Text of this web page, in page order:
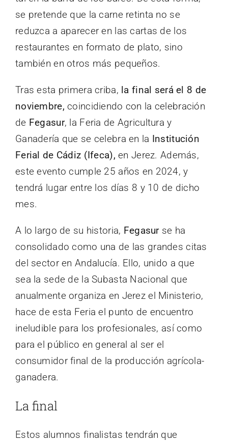
se pretende que la carne retinta no se
reduzca a aparecer en las cartas de los
restaurantes en formato de plato, sino
también en otros más pequeños.
Tras esta primera criba, la final será el 8 de
noviembre, coincidiendo con la celebración
de Fegasur, la Feria de Agricultura y
Ganadería que se celebra en la Institución
Ferial de Cádiz (Ifeca), en Jerez. Además,
este evento cumple 25 años en 2024, y
tendrá lugar entre los días 8 y 10 de dicho
mes.
A lo largo de su historia, Fegasurse ha
consolidado como una de las grandes citas
del sector en Andalucía. Ello, unido a que
sea la sede de la Subasta Nacional que
anualmente organiza en Jerez el Ministerio,
hace de esta Feria el punto de encuentro
ineludible para los profesionales, así como
para el público en general al ser el
consumidor final de la producción agrícola-
ganadera.
La final
Estos alumnos finalistas tendrán que